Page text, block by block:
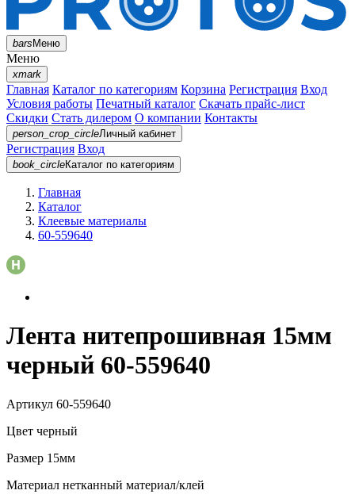
barsМеню
Меню
xmark
Главная Каталог по категориям Корзина Регистрация Вход
Условия работы Печатный каталог Скачать прайс-лист
Скидки Стать дилером О компании Контакты
person_crop_circleЛичный кабинет
Регистрация Вход
book_circleКаталог по категориям
Главная
Каталог
Клеевые материалы
60-559640
Лента нитепрошивная 15мм
черный 60-559640
Артикул 60-559640
Цвет черный
Размер 15мм
Материал нетканный материал/клей